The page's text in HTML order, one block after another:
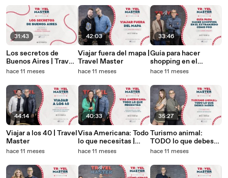
31:43
Los secretos de
Buenos Aires | Travel
Master
hace 11 meses
44:14
Viajar a los 40 | Travel
Master
hace 11 meses
42:03
Viajar fuera del mapa |
Travel Master
hace 11 meses
40:33
Visa Americana: Todo
lo que necesitas |
Travel Master
hace 11 meses
33:46
Guía para hacer
shopping en el
extranjero como pro |
hace 11 meses
35:27
Turismo animal:
TODO lo que debes
saber | Travel Master
hace 11 meses